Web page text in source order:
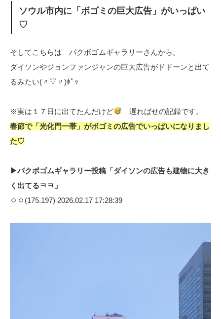
ソウル市内に「ボゴミの巨大広告」がいっぱい
♡
そしてこちらは パクボゴムギャラリーさんから。
ダイソンやジョンファンジャンの巨大広告がドドーンと出て
るみたい(〃▽〃)ﾎﾟｯ
※実は１７日に出てたんだけど
遅ればせの記録です。
春節で「光化門一帯」がボゴミの広告でいっぱいになりまし
た♡
▶パクボゴムギャラリー投稿「ダイソンの広告も建物に大き
く出てるㅋㅋ」
ㅇㅇ(175.197) 2026.02.17 17:28:39